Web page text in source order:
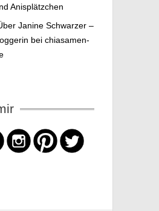
Anisplätzchen
Janine Schwarzer –
bei chiasamen-